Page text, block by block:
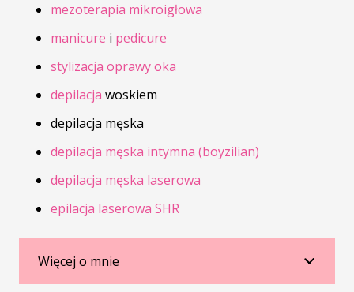
mezoterapia mikroigłowa
manicure i pedicure
stylizacja oprawy oka
depilacja woskiem
depilacja męska
depilacja męska intymna (boyzilian)
depilacja męska laserowa
epilacja laserowa SHR
Więcej o mnie